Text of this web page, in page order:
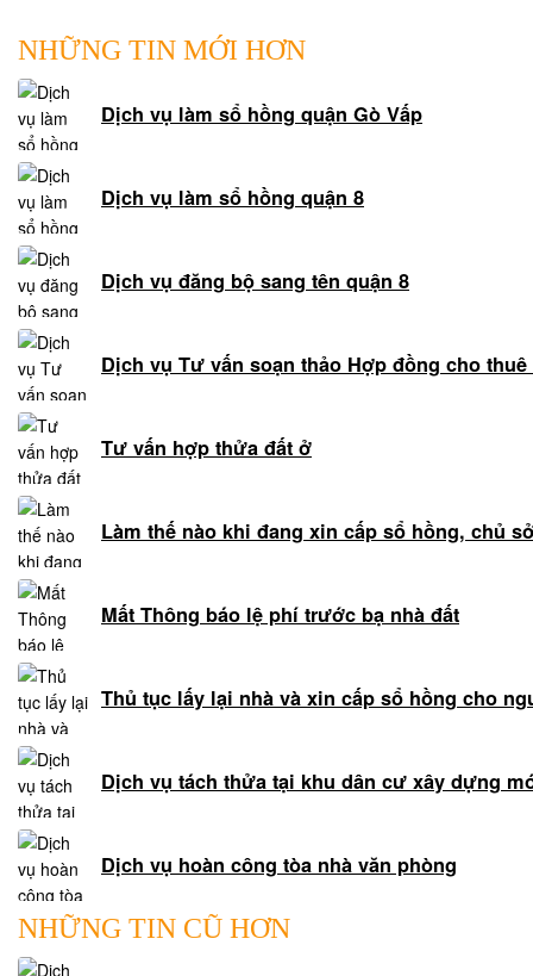
quyết
tranh
chấp
nội
bộ
Luật
sư
tranh
tụng
Luật
sư
nhà
đất
Giải
quyết
tranh
chấp
đất
đai
Dịch
vụ
hợp
thức
hóa
nhà
đất
Dịch
vụ
đăng
bộ
nhà
đất
NHỮNG TIN MỚI HƠN
Dịch vụ làm sổ hồng quận Gò Vấp
Dịch vụ làm sổ hồng quận 8
Dịch vụ đăng bộ sang tên quận 8
Dịch vụ Tư vấn soạn thảo Hợp đồng cho thuê
Tư vấn hợp thửa đất ở
Làm thế nào khi đang xin cấp sổ hồng, chủ
Mất Thông báo lệ phí trước bạ nhà đất
Thủ tục lấy lại nhà và xin cấp sổ hồng cho
Dịch vụ tách thửa tại khu dân cư xây dựng
Dịch vụ hoàn công tòa nhà văn phòng
NHỮNG TIN CŨ HƠN